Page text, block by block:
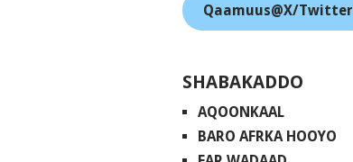
Qaamuus@X/Twitter
SHABAKADDO
AQOONKAAL
BARO AFRKA HOOYO